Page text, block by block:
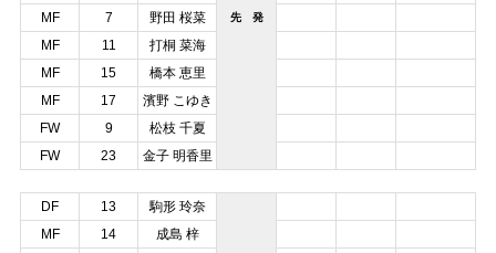
先 発
MF
7
野田 桜菜
MF
11
打桐 菜海
MF
15
橋本 恵里
MF
17
濱野 こゆき
FW
9
松枝 千夏
FW
23 金子 明香里
DF 13 駒形 玲奈
MF 14
成島 梓